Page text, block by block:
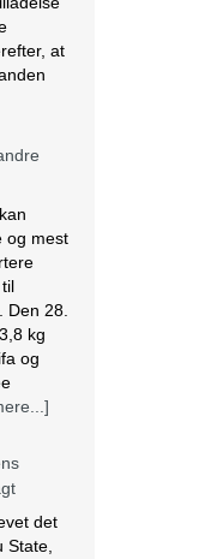
at
og mest
Den 28.
kg
og
det
State,